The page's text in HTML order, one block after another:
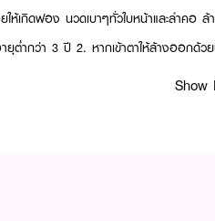
ห้เกิดฟอง นวดเบาๆทั่วใบหน้าและลำคอ
ายุต่ำกว่า 3 ปี 2. หากเข้าตาให้ล้างออกด้
Show